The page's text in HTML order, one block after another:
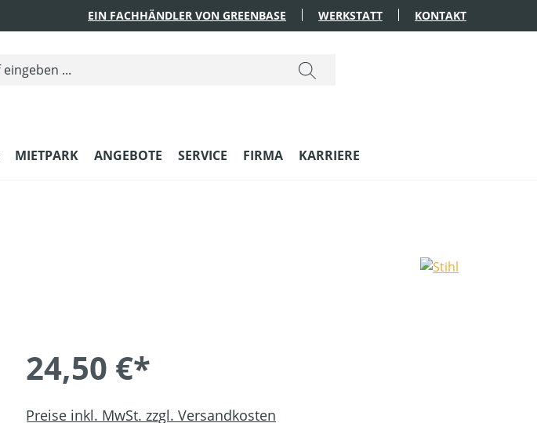
EIN FACHHÄNDLER VON GREENBASE WERKSTATT KONTAKT
MIETPARK ANGEBOTE SERVICE FIRMA KARRIERE
24,50 €*
Preise inkl. MwSt. zzgl. Versandkosten